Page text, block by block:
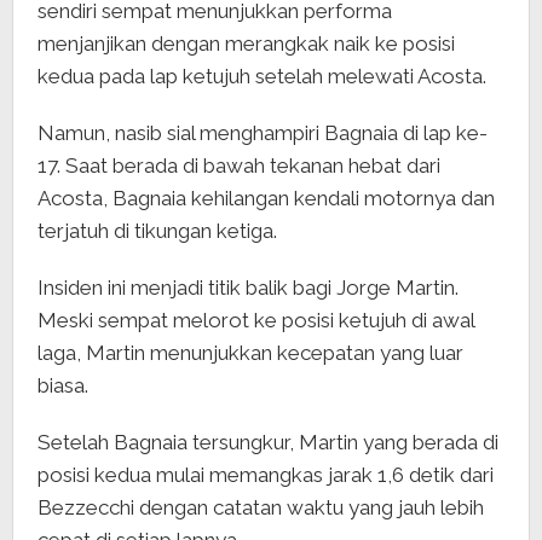
sendiri sempat menunjukkan performa
menjanjikan dengan merangkak naik ke posisi
kedua pada lap ketujuh setelah melewati Acosta.
Namun, nasib sial menghampiri Bagnaia di lap ke-
17. Saat berada di bawah tekanan hebat dari
Acosta, Bagnaia kehilangan kendali motornya dan
terjatuh di tikungan ketiga.
Insiden ini menjadi titik balik bagi Jorge Martin.
Meski sempat melorot ke posisi ketujuh di awal
laga, Martin menunjukkan kecepatan yang luar
biasa.
Setelah Bagnaia tersungkur, Martin yang berada di
posisi kedua mulai memangkas jarak 1,6 detik dari
Bezzecchi dengan catatan waktu yang jauh lebih